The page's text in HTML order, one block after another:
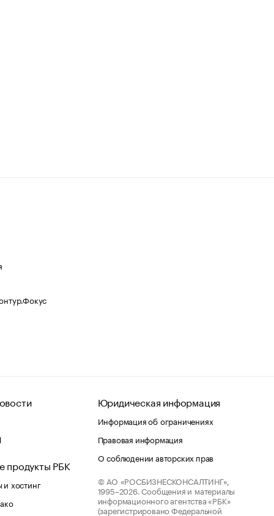
продукты РБК
хостинг
Юридическая информация
Информация об ограничениях
Правовая информация
О соблюдении авторских прав
© АО «РОСБИЗНЕСКОНСАЛТИНГ»,
1995–2026. Сообщения и материалы
информационного агентства «РБК»
(зарегистрировано Федеральной